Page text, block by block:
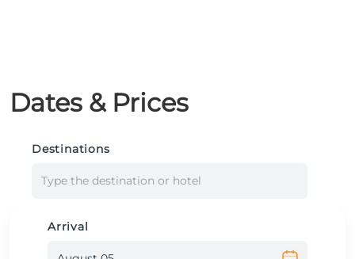
Dates & Prices
Destinations
Type the destination or hotel
Arrival